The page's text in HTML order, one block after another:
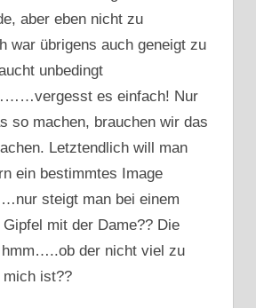
aber eben nicht zu
war übrigens auch geneigt zu
unbedingt
es einfach! Nur
so machen, brauchen wir das
Letztendlich will man
ein bestimmtes Image
steigt man bei einem
mit der Dame?? Die
der nicht viel zu
mich ist??